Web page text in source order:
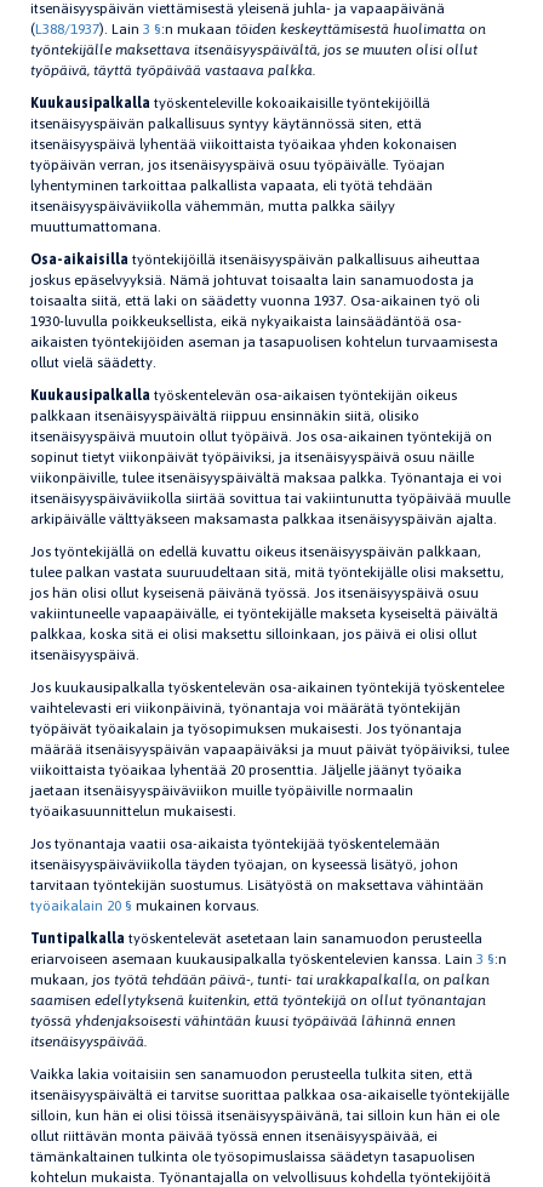
itsenäisyyspäivän viettämisestä yleisenä juhla- ja vapaapäivänä
(L388/1937). Lain 3 §:n mukaan töiden keskeyttämisestä huolimatta on
työntekijälle maksettava itsenäisyyspäivältä, jos se muuten olisi ollut
työpäivä, täyttä työpäivää vastaava palkka.
Kuukausipalkalla työskenteleville kokoaikaisille työntekijöillä
itsenäisyyspäivän palkallisuus syntyy käytännössä siten, että
itsenäisyyspäivä lyhentää viikoittaista työaikaa yhden kokonaisen
työpäivän verran, jos itsenäisyyspäivä osuu työpäivälle. Työajan
lyhentyminen tarkoittaa palkallista vapaata, eli työtä tehdään
itsenäisyyspäiväviikolla vähemmän, mutta palkka säilyy
muuttumattomana.
Osa-aikaisilla työntekijöillä itsenäisyyspäivän palkallisuus aiheuttaa
joskus epäselvyyksiä. Nämä johtuvat toisaalta lain sanamuodosta ja
toisaalta siitä, että laki on säädetty vuonna 1937. Osa-aikainen työ oli
1930-luvulla poikkeuksellista, eikä nykyaikaista lainsäädäntöä osa-
aikaisten työntekijöiden aseman ja tasapuolisen kohtelun turvaamisesta
ollut vielä säädetty.
Kuukausipalkalla työskentelevän osa-aikaisen työntekijän oikeus
palkkaan itsenäisyyspäivältä riippuu ensinnäkin siitä, olisiko
itsenäisyyspäivä muutoin ollut työpäivä. Jos osa-aikainen työntekijä on
sopinut tietyt viikonpäivät työpäiviksi, ja itsenäisyyspäivä osuu näille
viikonpäiville, tulee itsenäisyyspäivältä maksaa palkka. Työnantaja ei voi
itsenäisyyspäiväviikolla siirtää sovittua tai vakiintunutta työpäivää muulle
arkipäivälle välttyäkseen maksamasta palkkaa itsenäisyyspäivän ajalta.
Jos työntekijällä on edellä kuvattu oikeus itsenäisyyspäivän palkkaan,
tulee palkan vastata suuruudeltaan sitä, mitä työntekijälle olisi maksettu,
jos hän olisi ollut kyseisenä päivänä työssä. Jos itsenäisyyspäivä osuu
vakiintuneelle vapaapäivälle, ei työntekijälle makseta kyseiseltä päivältä
palkkaa, koska sitä ei olisi maksettu silloinkaan, jos päivä ei olisi ollut
itsenäisyyspäivä.
Jos kuukausipalkalla työskentelevän osa-aikainen työntekijä työskentelee
vaihtelevasti eri viikonpäivinä, työnantaja voi määrätä työntekijän
työpäivät työaikalain ja työsopimuksen mukaisesti. Jos työnantaja
määrää itsenäisyyspäivän vapaapäiväksi ja muut päivät työpäiviksi, tulee
viikoittaista työaikaa lyhentää 20 prosenttia. Jäljelle jäänyt työaika
jaetaan itsenäisyyspäiväviikon muille työpäiville normaalin
työaikasuunnittelun mukaisesti.
Jos työnantaja vaatii osa-aikaista työntekijää työskentelemään
itsenäisyyspäiväviikolla täyden työajan, on kyseessä lisätyö, johon
tarvitaan työntekijän suostumus. Lisätyöstä on maksettava vähintään
työaikalain 20 § mukainen korvaus.
Tuntipalkalla työskentelevät asetetaan lain sanamuodon perusteella
eriarvoiseen asemaan kuukausipalkalla työskentelevien kanssa. Lain 3 §:n
mukaan, jos työtä tehdään päivä-, tunti- tai urakkapalkalla, on palkan
saamisen edellytyksenä kuitenkin, että työntekijä on ollut työnantajan
työssä yhdenjaksoisesti vähintään kuusi työpäivää lähinnä ennen
itsenäisyyspäivää.
Vaikka lakia voitaisiin sen sanamuodon perusteella tulkita siten, että
itsenäisyyspäivältä ei tarvitse suorittaa palkkaa osa-aikaiselle työntekijälle
silloin, kun hän ei olisi töissä itsenäisyyspäivänä, tai silloin kun hän ei ole
ollut riittävän monta päivää työssä ennen itsenäisyyspäivää, ei
tämänkaltainen tulkinta ole työsopimuslaissa säädetyn tasapuolisen
kohtelun mukaista. Työnantajalla on velvollisuus kohdella työntekijöitä